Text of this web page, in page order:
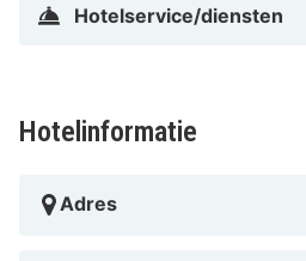
Hotelservice/diensten
Hotelinformatie
Adres